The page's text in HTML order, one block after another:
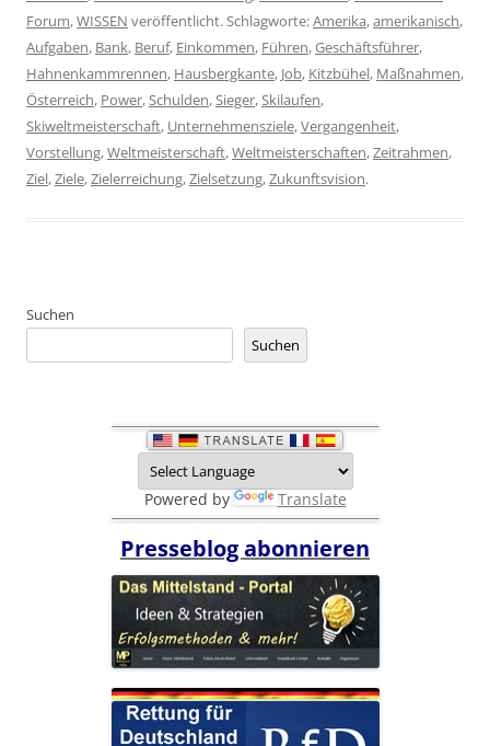
Forum,WISSEN veröffentlicht. Schlagworte:Amerika,amerikanisch,
Aufgaben, Bank, Beruf, Einkommen, Führen,Geschäftsführer,
Hahnenkammrennen, Hausbergkante, Job, Kitzbühel, Maßnahmen,
Österreich, Power,Schulden,Sieger,Skilaufen,
Skiweltmeisterschaft, Unternehmensziele,Vergangenheit,
Vorstellung,Weltmeisterschaft,Weltmeisterschaften,Zeitrahmen,
Ziel,Ziele,Zielerreichung,Zielsetzung,Zukunftsvision.
Suchen
Suchen
Powered by Translate
Presseblog abonnieren